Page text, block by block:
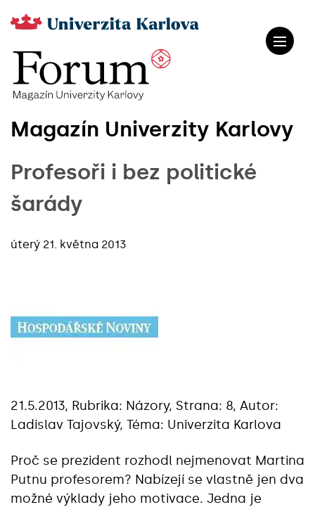
Magazín Univerzity Karlovy
Profesoři i bez politické
šarády
úterý 21. května 2013
21.5.2013, Rubrika: Názory, Strana: 8, Autor:
Ladislav Tajovský, Téma: Univerzita Karlova
Proč se prezident rozhodl nejmenovat Martina
Putnu profesorem? Nabízejí se vlastně jen dva
možné výklady jeho motivace. Jedna je